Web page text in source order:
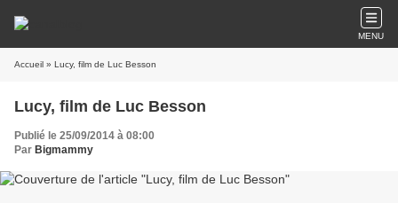
MENU
Accueil » Lucy, film de Luc Besson
Lucy, film de Luc Besson
Publié le 25/09/2014 à 08:00
Par Bigmammy